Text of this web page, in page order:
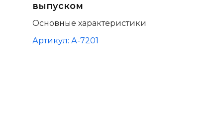
Основные характеристики
выпуском
Артикул: А-7201